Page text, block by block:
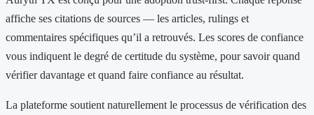
affiche ses citations de sources — les articles, rulings et
commentaires spécifiques qu’il a retrouvés. Les scores de confiance
vous indiquent le degré de certitude du système, pour savoir quand
vérifier davantage et quand faire confiance au résultat.
La plateforme soutient naturellement le processus de vérification des